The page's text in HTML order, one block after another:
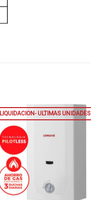
LIQUIDACION- ULTIMAS UNIDADES